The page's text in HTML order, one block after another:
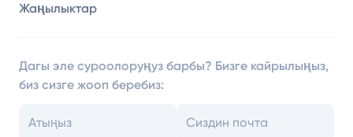
Жаңылыктар
Дагы эле суроолоруңуз барбы? Бизге кайрылыңыз,
биз сизге жооп беребиз: